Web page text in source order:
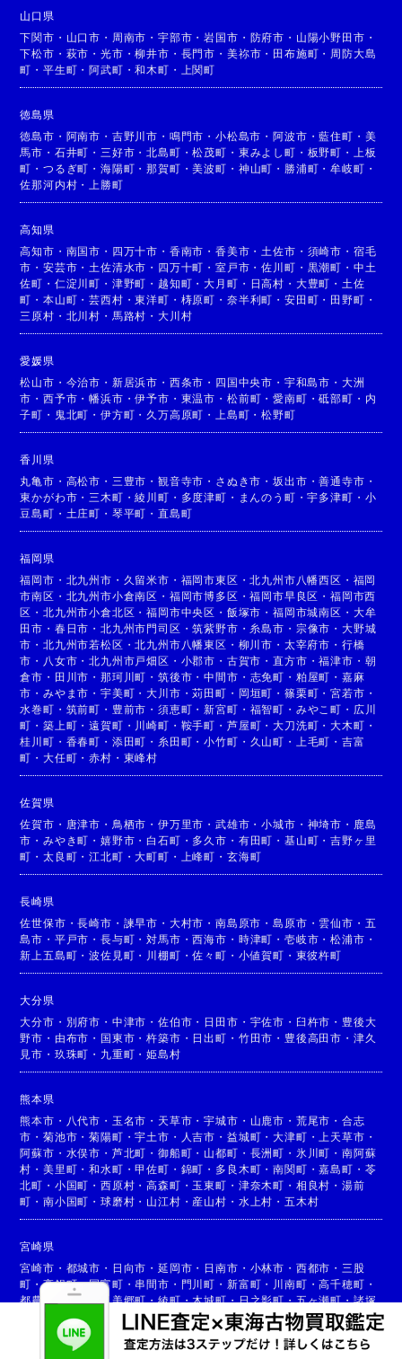
山口県
下関市 ・ 山口市 ・ 周南市 ・宇部市 ・岩国市 ・ 防府市 ・ 山陽小野田市 ・
下松市 ・ 萩市 ・光市 ・柳井市 ・ 長門市 ・ 美祢市 ・ 田布施町 ・ 周防大島
町 ・平生町 ・阿武町 ・和木町 ・ 上関町
徳島県
徳島市 ・ 阿南市 ・ 吉野川市 ・ 鳴門市 ・小松島市 ・阿波市 ・藍住町 ・ 美
馬市 ・ 石井町 ・ 三好市 ・北島町 ・松茂町 ・ 東みよし町 ・ 板野町 ・
上板
町 ・つるぎ町 ・海陽町 ・那賀町 ・美波町 ・ 神山町 ・ 勝浦町 ・牟岐町 ・
佐那河内村 ・ 上勝町
高知県
高知市 ・ 南国市 ・ 四万十市 ・ 香南市 ・香美市 ・ 土佐市 ・ 須崎市 ・ 宿毛
市 ・安芸市 ・ 土佐清水市 ・ 四万十町 ・室戸市 ・佐川町 ・ 黒潮町 ・ 中土
佐町 ・ 仁淀川町 ・ 津野町 ・ 越知町 ・大月町 ・ 日高村 ・ 大豊町 ・ 土佐
町 ・本山町 ・芸西村 ・東洋町 ・ 梼原町 ・ 奈半利町 ・ 安田町 ・ 田野町 ・
三原村 ・ 北川村 ・ 馬路村 ・大川村
愛媛県
松山市 ・ 今治市 ・ 新居浜市 ・ 西条市 ・ 四国中央市 ・ 宇和島市 ・ 大洲
市 ・西予市 ・幡浜市 ・伊予市 ・ 東温市 ・ 松前町 ・愛南町 ・砥部町 ・ 内
子町 ・ 鬼北町 ・伊方町 ・ 久万高原町 ・ 上島町 ・松野町
香川県
丸亀市 ・ 高松市 ・ 三豊市 ・観音寺市 ・ さぬき市 ・坂出市 ・善通寺市 ・
東かがわ市 ・ 三木町 ・綾川町 ・ 多度津町 ・ まんのう町 ・宇多津町 ・ 小
豆島町 ・ 土庄町 ・ 琴平町 ・直島町
福岡県
福岡市 ・ 北九州市 ・ 久留米市 ・ 福岡市東区 ・北九州市八幡西区 ・ 福岡
市南区 ・ 北九州市小倉南区 ・ 福岡市博多区 ・福岡市早良区 ・福岡市西
区 ・北九州市小倉北区 ・福岡市中央区 ・ 飯塚市 ・福岡市城南区 ・ 大牟
田市 ・ 春日市 ・北九州市門司区 ・筑紫野市 ・ 糸島市 ・ 宗像市 ・ 大野城
市 ・北九州市若松区 ・北九州市八幡東区 ・ 柳川市 ・ 太宰府市 ・ 行橋
市 ・ 八女市 ・北九州市戸畑区 ・ 小郡市 ・ 古賀市 ・直方市 ・福津市 ・ 朝
倉市 ・ 田川市 ・那珂川町 ・筑後市 ・中間市 ・ 志免町 ・ 粕屋町 ・ 嘉麻
市 ・みやま市 ・宇美町 ・大川市 ・苅田町 ・ 岡垣町 ・ 篠栗町 ・宮若市 ・
水巻町 ・ 筑前町 ・ 豊前市 ・須恵町 ・新宮町 ・ 福智町 ・ みやこ町 ・ 広川
町 ・築上町 ・遠賀町 ・ 川崎町 ・ 鞍手町 ・ 芦屋町 ・大刀洗町 ・大木町 ・
桂川町 ・ 香春町 ・ 添田町 ・ 糸田町 ・小竹町 ・ 久山町 ・ 上毛町 ・ 吉富
町 ・大任町 ・赤村 ・ 東峰村
佐賀県
佐賀市 ・ 唐津市 ・ 鳥栖市 ・伊万里市 ・武雄市 ・小城市 ・ 神埼市 ・ 鹿島
市 ・みやき町 ・嬉野市 ・ 白石町 ・ 多久市 ・ 有田町 ・ 基山町 ・吉野ヶ里
町 ・太良町 ・江北町 ・大町町 ・ 上峰町 ・ 玄海町
長崎県
佐世保市 ・長崎市 ・ 諫早市 ・ 大村市 ・南島原市 ・島原市 ・ 雲仙市 ・ 五
島市 ・ 平戸市 ・長与町 ・対馬市 ・西海市 ・ 時津町 ・ 壱岐市 ・松浦市 ・
新上五島町 ・波佐見町 ・ 川棚町 ・佐々町 ・ 小値賀町 ・ 東彼杵町
大分県
大分市 ・ 別府市 ・ 中津市 ・佐伯市 ・ 日田市 ・ 宇佐市 ・ 臼杵市 ・ 豊後大
野市 ・ 由布市 ・ 国東市 ・杵築市 ・ 日出町 ・ 竹田市 ・ 豊後高田市 ・ 津久
見市 ・ 玖珠町 ・ 九重町 ・姫島村
熊本県
熊本市 ・ 八代市 ・ 玉名市 ・ 天草市 ・宇城市 ・ 山鹿市 ・ 荒尾市 ・ 合志
市 ・菊池市 ・菊陽町 ・宇土市 ・ 人吉市 ・ 益城町 ・大津町 ・ 上天草市 ・
阿蘇市 ・ 水俣市 ・ 芦北町 ・御船町 ・ 山都町 ・ 長洲町 ・ 氷川町 ・ 南阿蘇
村 ・美里町 ・和水町 ・甲佐町 ・ 錦町 ・ 多良木町 ・南関町 ・嘉島町 ・ 苓
北町 ・ 小国町 ・西原村 ・高森町 ・ 玉東町 ・ 津奈木町 ・ 相良村 ・ 湯前
町 ・南小国町 ・球磨村 ・ 山江村 ・ 産山村 ・ 水上村 ・ 五木村
宮崎県
宮崎市 ・ 都城市 ・ 日向市 ・延岡市 ・ 日南市 ・ 小林市 ・ 西都市 ・ 三股
町 ・高鍋町・国富町 ・ 串間市 ・ 門川町 ・ 新富町 ・ 川南町 ・高千穂町 ・
都農町
高原町 ・美郷町・綾町・木城町・日之影町・五ヶ瀬町・諸塚
椎葉村・ 西米良村